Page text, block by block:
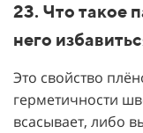
23. Что такое
него
Это свойство
герметичности
всасывает, либо